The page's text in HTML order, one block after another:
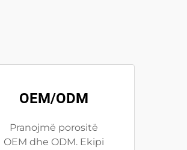
OEM/ODM
Pranojmë porositë
OEM dhe ODM. Ekipi